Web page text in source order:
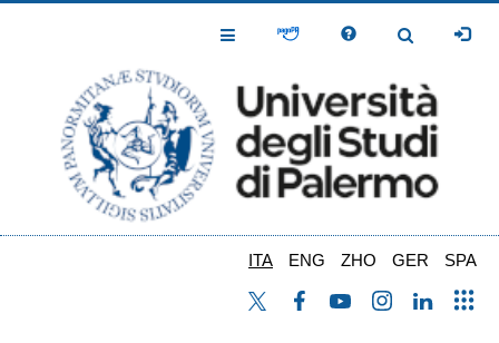
Toggle
Toggle
ITA ENG ZHO GER SPA